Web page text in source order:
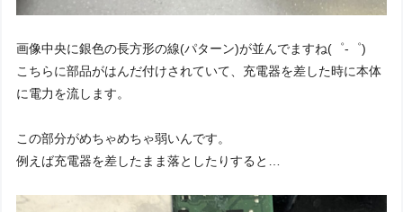
画像中央に銀色の長方形の線(パターン)が並んでますね(゜-゜)
こちらに部品がはんだ付けされていて、充電器を差した時に本体
に電力を流します。
この部分がめちゃめちゃ弱いんです。
例えば充電器を差したまま落としたりすると…